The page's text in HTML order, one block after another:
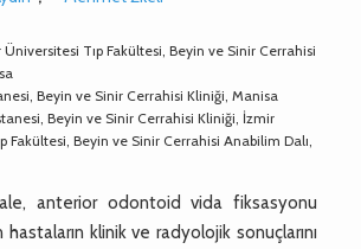
Tıp Fakültesi, Beyin ve Sinir Cerrahisi
Beyin ve Sinir Cerrahisi Kliniği, Manisa
Beyin ve Sinir Cerrahisi Kliniği, İzmir
Fakültesi, Beyin ve Sinir Cerrahisi Anabilim Dalı,
anterior odontoid vida fiksasyonu
klinik ve radyolojik sonuçlarını